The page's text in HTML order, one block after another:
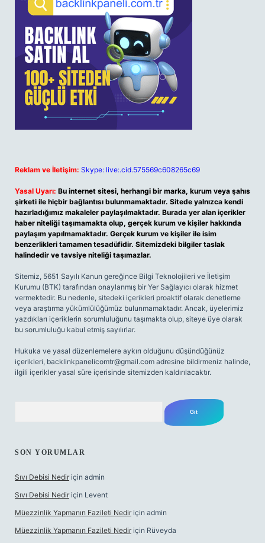
Reklam ve İletişim: Skype: live:.cid.575569c608265c69
Yasal Uyarı: Bu internet sitesi, herhangi bir marka, kurum veya şahıs
şirketi ile hiçbir bağlantısı bulunmamaktadır. Sitede yalnızca kendi
hazırladığımız makaleler paylaşılmaktadır. Burada yer alan içerikler
haber niteliği taşımamakta olup, gerçek kurum ve kişiler hakkında
paylaşım yapılmamaktadır. Gerçek kurum ve kişiler ile isim
benzerlikleri tamamen tesadüfidir. Sitemizdeki bilgiler taslak
halindedir ve tavsiye niteliği taşımazlar.
Sitemiz, 5651 Sayılı Kanun gereğince Bilgi Teknolojileri ve İletişim
Kurumu (BTK) tarafından onaylanmış bir Yer Sağlayıcı olarak hizmet
vermektedir. Bu nedenle, sitedeki içerikleri proaktif olarak denetleme
veya araştırma yükümlülüğümüz bulunmamaktadır. Ancak, üyelerimiz
yazdıkları içeriklerin sorumluluğunu taşımakta olup, siteye üye olarak
bu sorumluluğu kabul etmiş sayılırlar.
Hukuka ve yasal düzenlemelere aykırı olduğunu düşündüğünüz
içerikleri, backlinkpanelicomtr@gmail.com adresine bildirmeniz halinde,
ilgili içerikler yasal süre içerisinde sitemizden kaldırılacaktır.
SON YORUMLAR
Sıvı Debisi Nedir için admin
Sıvı Debisi Nedir için Levent
Müezzinlik Yapmanın Fazileti Nedir için admin
Müezzinlik Yapmanın Fazileti Nedir için Rüveyda